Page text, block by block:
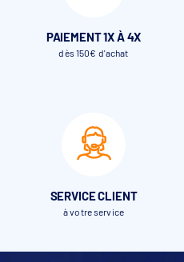
PAIEMENT 1X À 4X
dès 150€ d'achat
SERVICE CLIENT
à votre service